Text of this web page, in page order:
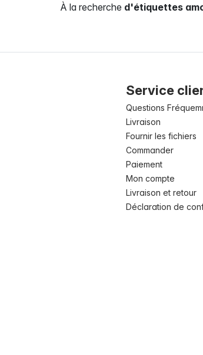
À la recherche d'étiquettes
Service
Questions
Livraison
Fournir les fichiers
Commander
Paiement
Mon compte
Livraison et retour
Déclaration de